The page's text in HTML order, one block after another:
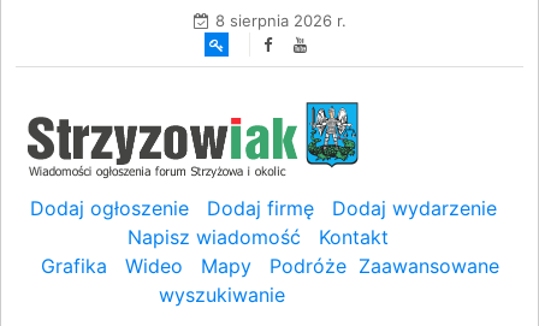
8 sierpnia 2026 r.
Dodaj ogłoszenie Dodaj firmę
Dodaj wydarzenie
Napisz wiadomość
Kontakt
Grafika
Wideo Mapy Podróże Zaawansowane
wyszukiwanie